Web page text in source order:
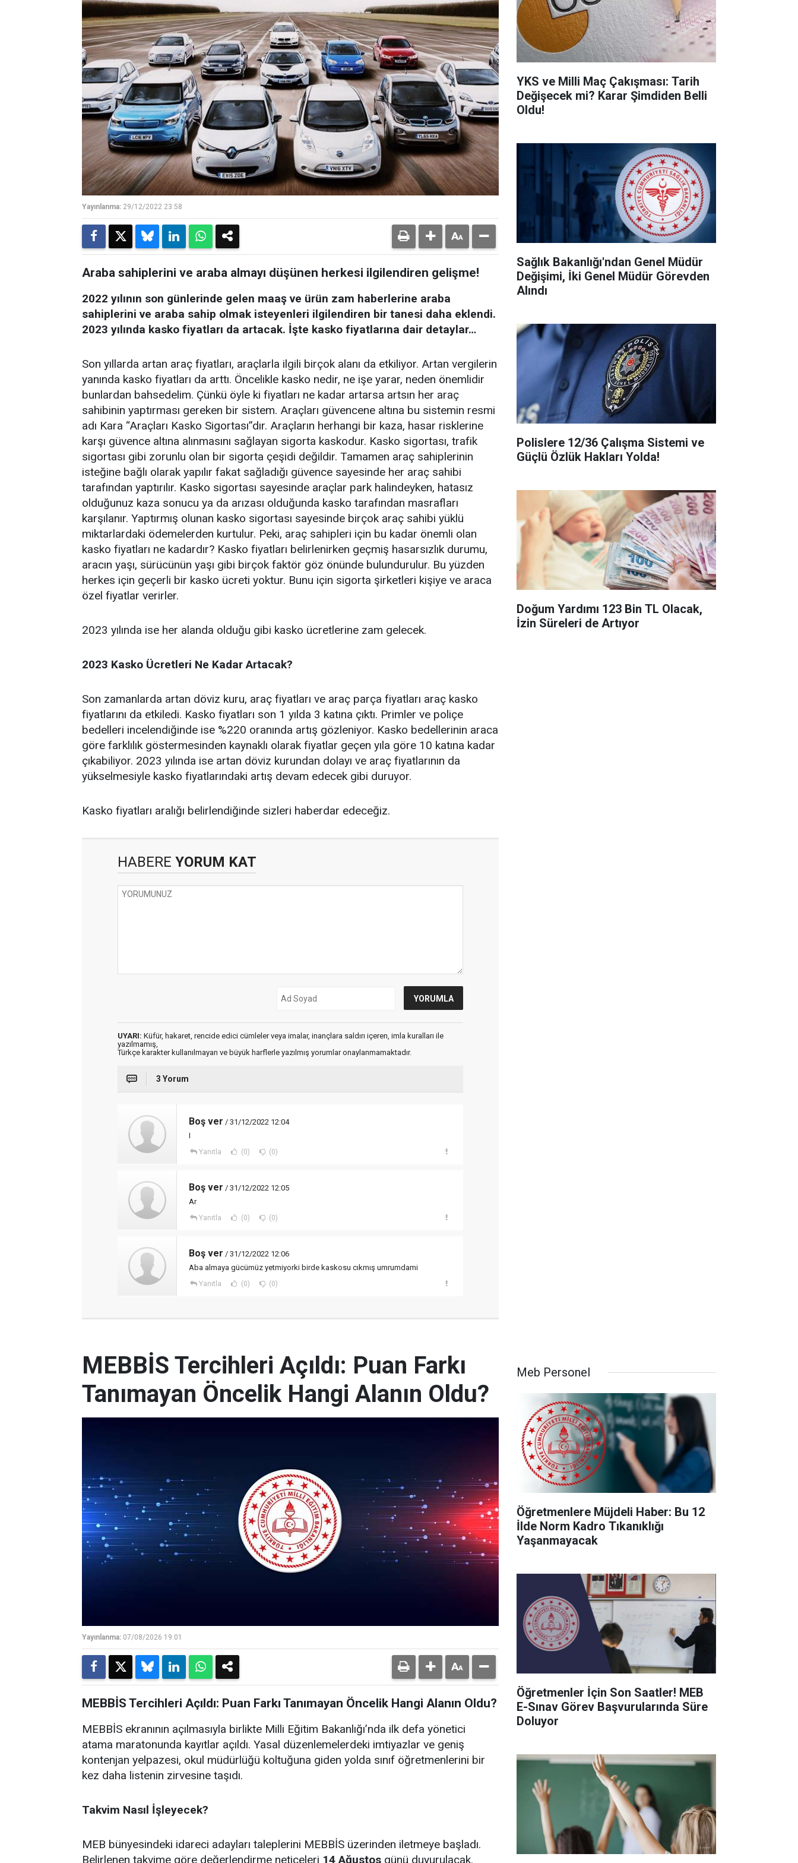
Yayınlanma: 29/12/2022 23:58
Araba sahiplerini ve araba almayı düşünen herkesi ilgilendiren gelişme!
2022 yılının son günlerinde gelen maaş ve ürün zam haberlerine araba
sahiplerini ve araba sahip olmak isteyenleri ilgilendiren bir tanesi daha eklendi.
2023 yılında kasko fiyatları da artacak. İşte kasko fiyatlarına dair detaylar…
Son yıllarda artan araç fiyatları, araçlarla ilgili birçok alanı da etkiliyor. Artan vergilerin
yanında kasko fiyatları da arttı. Öncelikle kasko nedir, ne işe yarar, neden önemlidir
bunlardan bahsedelim. Çünkü öyle ki fiyatları ne kadar artarsa artsın her araç
sahibinin yaptırması gereken bir sistem. Araçları güvencene altına bu sistemin resmi
adı Kara “Araçları Kasko Sigortası”dır. Araçların herhangi bir kaza, hasar risklerine
karşı güvence altına alınmasını sağlayan sigorta kaskodur. Kasko sigortası, trafik
sigortası gibi zorunlu olan bir sigorta çeşidi değildir. Tamamen araç sahiplerinin
isteğine bağlı olarak yapılır fakat sağladığı güvence sayesinde her araç sahibi
tarafından yaptırılır. Kasko sigortası sayesinde araçlar park halindeyken, hatasız
olduğunuz kaza sonucu ya da arızası olduğunda kasko tarafından masrafları
karşılanır. Yaptırmış olunan kasko sigortası sayesinde birçok araç sahibi yüklü
miktarlardaki ödemelerden kurtulur. Peki, araç sahipleri için bu kadar önemli olan
kasko fiyatları ne kadardır? Kasko fiyatları belirlenirken geçmiş hasarsızlık durumu,
aracın yaşı, sürücünün yaşı gibi birçok faktör göz önünde bulundurulur. Bu yüzden
herkes için geçerli bir kasko ücreti yoktur. Bunu için sigorta şirketleri kişiye ve araca
özel fiyatlar verirler.
2023 yılında ise her alanda olduğu gibi kasko ücretlerine zam gelecek.
2023 Kasko Ücretleri Ne Kadar Artacak?
Son zamanlarda artan döviz kuru, araç fiyatları ve araç parça fiyatları araç kasko
fiyatlarını da etkiledi. Kasko fiyatları son 1 yılda 3 katına çıktı. Primler ve poliçe
bedelleri incelendiğinde ise %220 oranında artış gözleniyor. Kasko bedellerinin araca
göre farklılık göstermesinden kaynaklı olarak fiyatlar geçen yıla göre 10 katına kadar
çıkabiliyor. 2023 yılında ise artan döviz kurundan dolayı ve araç fiyatlarının da
yükselmesiyle kasko fiyatlarındaki artış devam edecek gibi duruyor.
Kasko fiyatları aralığı belirlendiğinde sizleri haberdar edeceğiz.
HABERE YORUM KAT
UYARI: Küfür, hakaret, rencide edici cümleler veya imalar, inançlara saldırı içeren, imla kuralları ile
yazılmamış,
Türkçe karakter kullanılmayan ve büyük harflerle yazılmış yorumlar onaylanmamaktadır.
3 Yorum
Boş ver / 31/12/2022 12:04
I
Yanıtla (0) (0)
Boş ver / 31/12/2022 12:05
Ar
Yanıtla (0) (0)
Boş ver / 31/12/2022 12:06
Aba almaya gücümüz yetmiyorki birde kaskosu cıkmış umrumdami
Yanıtla (0) (0)
YKS ve Milli Maç Çakışması: Tarih
Değişecek mi? Karar Şimdiden Belli
Oldu!
Sağlık Bakanlığı'ndan Genel Müdür
Değişimi, İki Genel Müdür Görevden
Alındı
Polislere 12/36 Çalışma Sistemi ve
Güçlü Özlük Hakları Yolda!
Doğum Yardımı 123 Bin TL Olacak,
İzin Süreleri de Artıyor
MEBBİS Tercihleri Açıldı: Puan Farkı
Tanımayan Öncelik Hangi Alanın Oldu?
Yayınlanma: 07/08/2026 19:01
MEBBİS Tercihleri Açıldı: Puan Farkı Tanımayan Öncelik Hangi Alanın Oldu?
MEBBİS ekranının açılmasıyla birlikte Milli Eğitim Bakanlığı’nda ilk defa yönetici
atama maratonunda kayıtlar açıldı. Yasal düzenlemelerdeki imtiyazlar ve geniş
kontenjan yelpazesi, okul müdürlüğü koltuğuna giden yolda sınıf öğretmenlerini bir
kez daha listenin zirvesine taşıdı.
Takvim Nasıl İşleyecek?
MEB bünyesindeki idareci adayları taleplerini MEBBİS üzerinden iletmeye başladı.
Belirlenen takvime göre değerlendirme neticeleri 14 Ağustos günü duyurulacak.
Meb Personel
Öğretmenlere Müjdeli Haber: Bu 12
İlde Norm Kadro Tıkanıklığı
Yaşanmayacak
Öğretmenler İçin Son Saatler! MEB
E-Sınav Görev Başvurularında Süre
Doluyor